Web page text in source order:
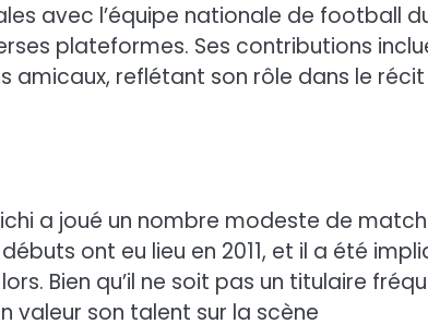
avec l’équipe nationale de football
plateformes. Ses contributions
reflétant son rôle dans le
a joué un nombre modeste de
ont eu lieu en 2011, et il a été
Bien qu’il ne soit pas un titulaire
valeur son talent sur la scène